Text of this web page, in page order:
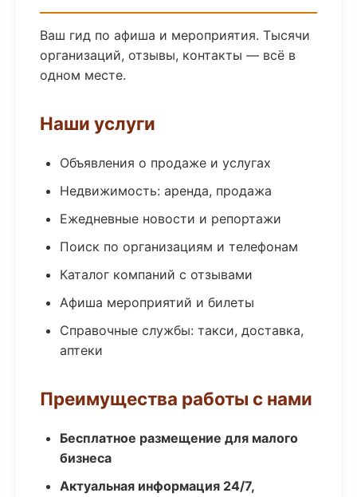
Ваш гид по афиша и мероприятия. Тысячи
организаций, отзывы, контакты — всё в
одном месте.
Наши услуги
Объявления о продаже и услугах
Недвижимость: аренда, продажа
Ежедневные новости и репортажи
Поиск по организациям и телефонам
Каталог компаний с отзывами
Афиша мероприятий и билеты
Справочные службы: такси, доставка,
аптеки
Преимущества работы с нами
Бесплатное размещение для малого
бизнеса
Актуальная информация 24/7,